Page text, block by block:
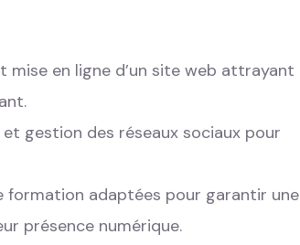
mise en ligne d’un site web attrayant
gestion des réseaux sociaux pour
formation adaptées pour garantir une
présence numérique.